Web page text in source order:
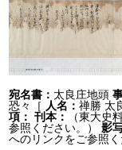
宛名書： 太良庄地頭
恐々［ 人名：禅勝 太
項： 刊本：
（東大史
参照ください。）
影
へのリンクをご参照く